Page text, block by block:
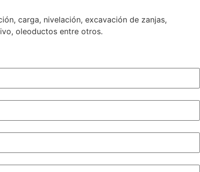
carga, nivelación, excavación de zanjas,
oleoductos entre otros.